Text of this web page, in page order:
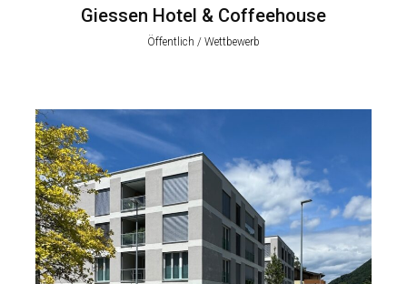
Giessen Hotel & Coffeehouse
Öffentlich / Wettbewerb